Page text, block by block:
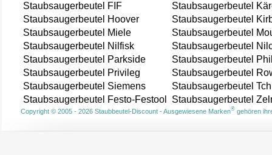
Staubsaugerbeutel FIF
Staubsaugerbeutel
Staubsaugerbeutel Hoover
Staubsaugerbeutel
Staubsaugerbeutel Miele
Staubsaugerbeutel
Staubsaugerbeutel Nilfisk
Staubsaugerbeutel
Staubsaugerbeutel Parkside
Staubsaugerbeutel
Staubsaugerbeutel Privileg
Staubsaugerbeutel
Staubsaugerbeutel Siemens
Staubsaugerbeutel
Staubsaugerbeutel Festo-Festool
Staubsaugerbeutel
Copyright © 2005 - 2026 Staubbeutel-Discount - Ausgewiesene Marken®gehören